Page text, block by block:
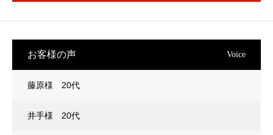
お客様の声 Voice
藤原様 20代
井手様 20代